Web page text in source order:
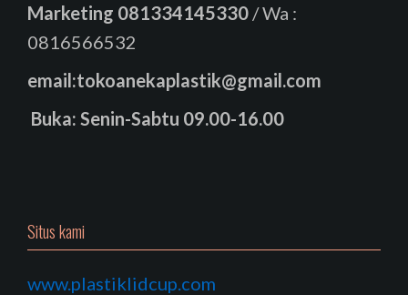
Marketing 081334145330 / Wa :
0816566532
email:tokoanekaplastik@gmail.com
Buka: Senin-Sabtu 09.00-16.00
Situs kami
www.plastiklidcup.com